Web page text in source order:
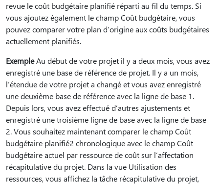
revue le coût budgétaire planifié réparti au fil du temps. Si
vous ajoutez également le champ Coût budgétaire, vous
pouvez comparer votre plan d’origine aux coûts budgétaires
actuellement planifiés.
ExempleAu début de votre projet il y a deux mois, vous avez
enregistré une base de référence de projet. Il y a un mois,
l’étendue de votre projet a changé et vous avez enregistré
une deuxième base de référence avec la ligne de base 1.
Depuis lors, vous avez effectué d’autres ajustements et
enregistré une troisième ligne de base avec la ligne de base
2. Vous souhaitez maintenant comparer le champ Coût
budgétaire planifié2 chronologique avec le champ Coût
budgétaire actuel par ressource de coût sur l’affectation
récapitulative du projet. Dans la vue Utilisation des
ressources, vous affichez la tâche récapitulative du projet,